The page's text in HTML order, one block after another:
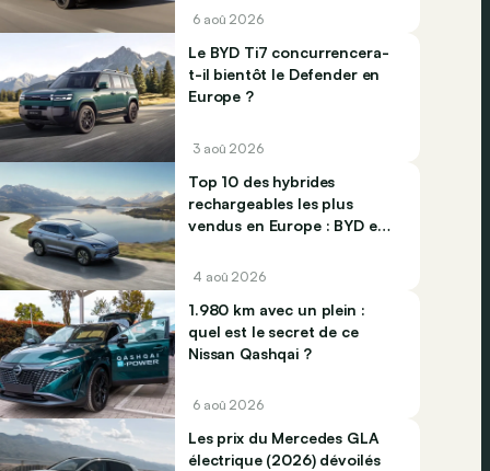
6 aoû 2026
Le BYD Ti7 concurrencera-
t-il bientôt le Defender en
Europe ?
3 aoû 2026
Top 10 des hybrides
rechargeables les plus
vendus en Europe : BYD et
4 aoû 2026
1.980 km avec un plein :
quel est le secret de ce
Nissan Qashqai ?
6 aoû 2026
Les prix du Mercedes GLA
électrique (2026) dévoilés